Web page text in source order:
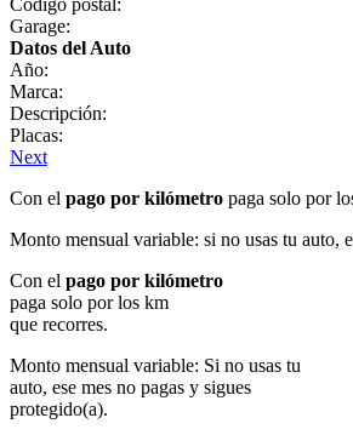
Garage:
Datos del Auto
Año:
Marca:
Descripción:
Placas:
Next
Con el pago por kilómetro paga solo por
Monto mensual variable: si no usas tu auto,
Con el pago por kilómetro
paga solo por los km
que recorres.
Monto mensual variable: Si no usas tu
auto, ese mes no pagas y sigues
protegido(a).